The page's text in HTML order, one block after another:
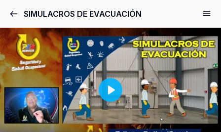
SIMULACROS DE EVACUACIÓN
Play